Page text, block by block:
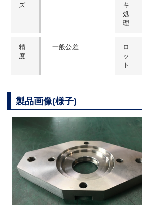
ズ
キ
処
理
精
度
一般公差
ロ
ッ
ト
製品画像(様子)